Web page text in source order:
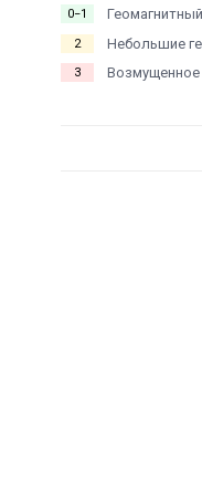
0−1
2 Небольшие
3 Возмущенное